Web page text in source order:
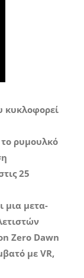
κυκλοφορεί
ρυμουλκό
25
μια μετα-
Zero Dawn
με VR,